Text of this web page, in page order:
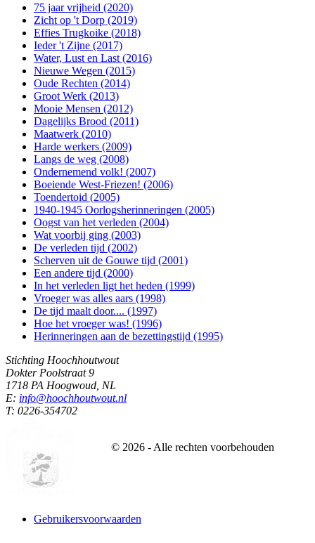
75 jaar vrijheid (2020)
Zicht op 't Dorp (2019)
Effies Trugkoike (2018)
Ieder 't Zijne (2017)
Water, Lust en Last (2016)
Nieuwe Wegen (2015)
Oude Rechten (2014)
Groot Werk (2013)
Mooie Mensen (2012)
Dagelijks Brood (2011)
Maatwerk (2010)
Harde werkers (2009)
Langs de weg (2008)
Ondernemend volk! (2007)
Boeiende West-Friezen! (2006)
Toendertoid (2005)
1940-1945 Oorlogsherinneringen (2005)
Oogst van het verleden (2004)
Wat voorbij ging (2003)
De verleden tijd (2002)
Scherven uit de Gouwe tijd (2001)
Een andere tijd (2000)
In het verleden ligt het heden (1999)
Vroeger was alles aars (1998)
De tijd maalt door.... (1997)
Hoe het vroeger was! (1996)
Herinneringen aan de bezettingstijd (1995)
Stichting Hoochhoutwout
Dokter Poolstraat 9
1718 PA Hoogwoud, NL
E: info@hoochhoutwout.nl
T: 0226-354702
© 2026 - Alle rechten voorbehouden
Gebruikersvoorwaarden